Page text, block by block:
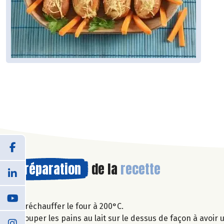
Préparation de la recette
Préchauffer le four à 200°C.
Couper les pains au lait sur le dessus de façon à